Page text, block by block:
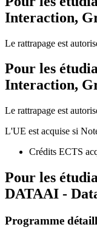
Interaction,
Le rattrapage est
Pour les
Interaction,
Le rattrapage est
L'UE est acquise si
Crédits ECTS
Pour les
DATAAI -
Programme